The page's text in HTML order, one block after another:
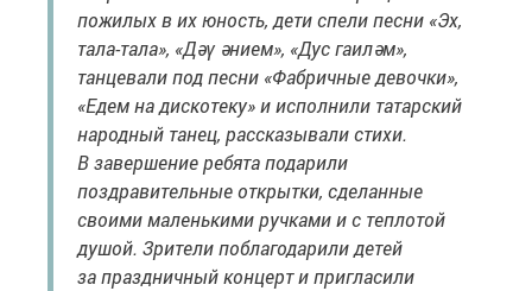
пожилых в их юность, дети спели песни «Эх,
тала-тала», «Дәү әнием», «Дус гаиләм»,
танцевали под песни «Фабричные девочки»,
«Едем на дискотеку» и исполнили татарский
народный танец, рассказывали стихи.
В завершение ребята подарили
поздравительные открытки, сделанные
своими маленькими ручками и с теплотой
душой. Зрители поблагодарили детей
за праздничный концерт и пригласили